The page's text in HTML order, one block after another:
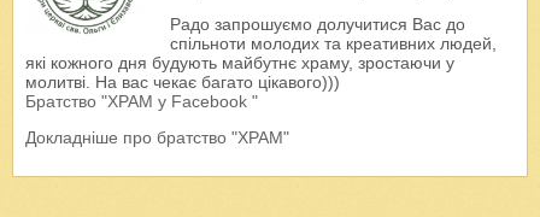
Радо запрошуємо долучитися Вас до
спільноти молодих та креативних людей,
які кожного дня будують майбутнє храму, зростаючи у
молитві. На вас чекає багато цікавого)))
Братство "ХРАМ у Facebook "
Докладніше про братство "ХРАМ"